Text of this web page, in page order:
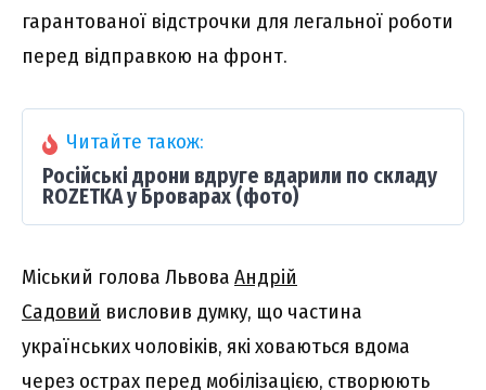
гарантованої відстрочки для легальної роботи
перед відправкою на фронт.
Читайте також:
Російські дрони вдруге вдарили по складу
ROZETKA у Броварах (фото)
Міський голова Львова Андрій
Садовий висловив думку, що частина
українських чоловіків, які ховаються вдома
через острах перед мобілізацією, створюють